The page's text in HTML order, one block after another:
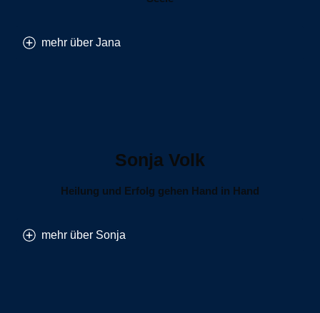
mehr über Jana
Sonja Volk
Heilung und Erfolg gehen Hand in Hand
mehr über Sonja